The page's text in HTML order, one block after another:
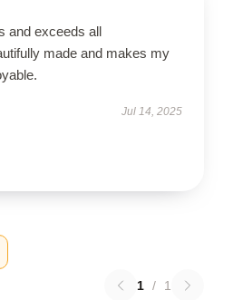
and exceeds all
made and makes my
Jul 14, 2025
1 / 1